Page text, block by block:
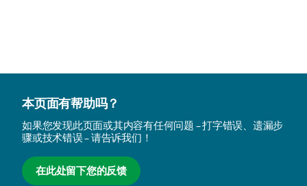
本页面有帮助吗？
如果您发现此页面或其内容有任何问题 – 打字错误、遗漏步
骤或技术错误 – 请告诉我们！
在此处留下您的反馈